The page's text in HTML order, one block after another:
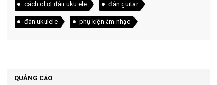
cách chơi đàn ukulele đàn guitar
đàn ukulele phụ kiện âm nhạc
QUẢNG CÁO